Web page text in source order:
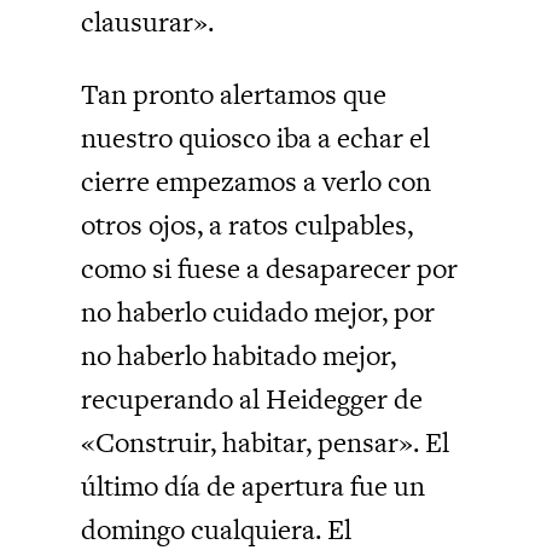
clausurar».
Tan pronto alertamos que
nuestro quiosco iba a echar el
cierre empezamos a verlo con
otros ojos, a ratos culpables,
como si fuese a desaparecer por
no haberlo cuidado mejor, por
no haberlo habitado mejor,
recuperando al Heidegger de
«Construir, habitar, pensar». El
último día de apertura fue un
domingo cualquiera. El